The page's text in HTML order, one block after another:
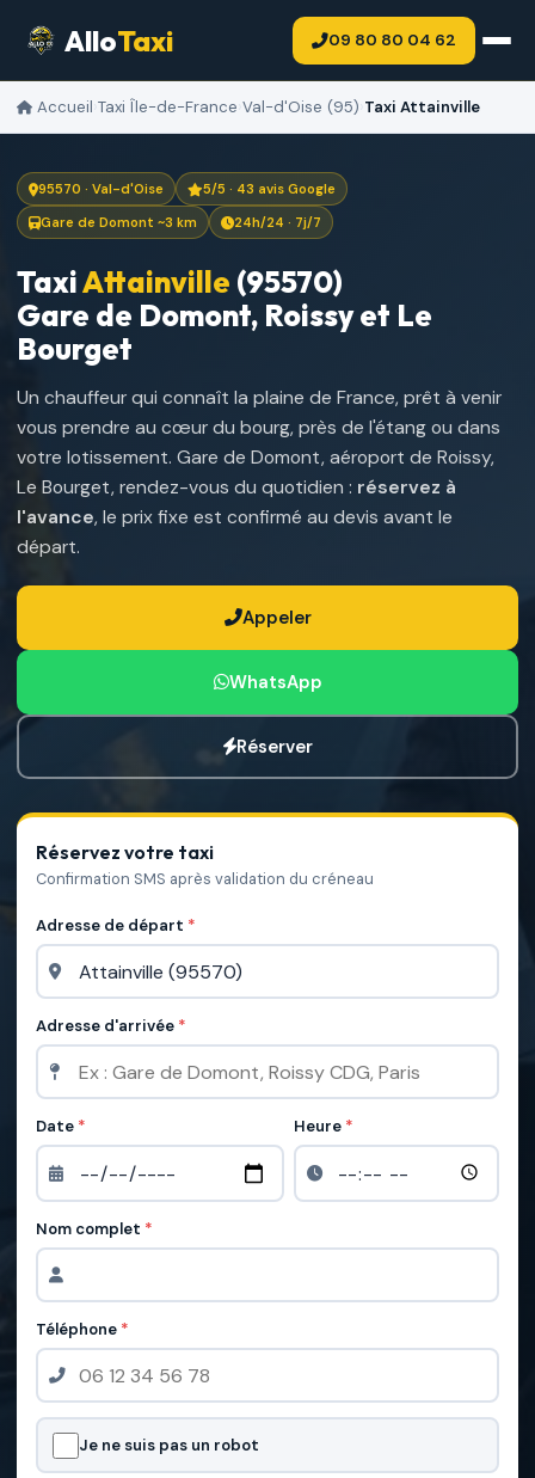
AlloTaxi 09 80 80 04 62
Accueil Taxi Île-de-France Val-d'Oise (95) Taxi Attainville
95570 · Val-d'Oise
5/5 · 43 avis Google
Gare de Domont ~3 km
24h/24 · 7j/7
TaxiAttainville (95570)
Gare de Domont, Roissy et Le
Bourget
Un chauffeur qui connaît la plaine de France, prêt à venir
vous prendre au cœur du bourg, près de l'étang ou dans
votre lotissement. Gare de Domont, aéroport de Roissy,
Le Bourget, rendez-vous du quotidien : réservez à
l'avance, le prix fixe est confirmé au devis avant le
départ.
Appeler
WhatsApp
Réserver
Réservez votre taxi
Confirmation SMS après validation du créneau
Adresse de départ *
Adresse d'arrivée *
Date * Heure *
Nom complet *
Téléphone *
Je ne suis pas un robot